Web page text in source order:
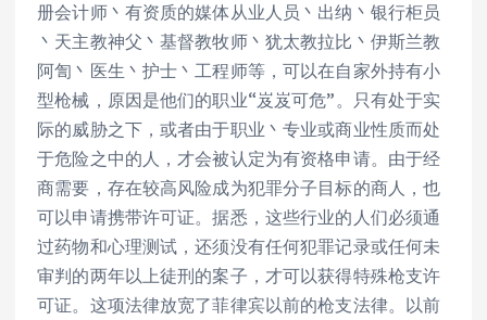
册会计师丶有资质的媒体从业人员丶出纳丶银行柜员
丶天主教神父丶基督教牧师丶犹太教拉比丶伊斯兰教
阿訇丶医生丶护士丶工程师等，可以在自家外持有小
型枪械，原因是他们的职业“岌岌可危”。只有处于实
际的威胁之下，或者由于职业丶专业或商业性质而处
于危险之中的人，才会被认定为有资格申请。由于经
商需要，存在较高风险成为犯罪分子目标的商人，也
可以申请携带许可证。据悉，这些行业的人们必须通
过药物和心理测试，还须没有任何犯罪记录或任何未
审判的两年以上徒刑的案子，才可以获得特殊枪支许
可证。这项法律放宽了菲律宾以前的枪支法律。以前